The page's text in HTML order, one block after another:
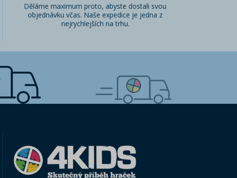
Děláme maximum proto, abyste dostali svou
objednávku včas. Naše expedice je jedna z
nejrychlejších na trhu.